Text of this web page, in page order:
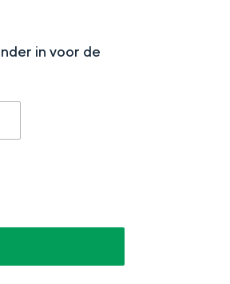
in voor de